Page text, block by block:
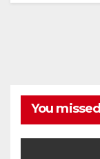
You missed